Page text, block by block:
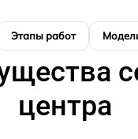
Этапы работ
центра